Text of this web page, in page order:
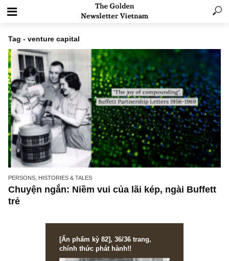
Tag - venture capital
PERSONS, HISTORIES & TALES